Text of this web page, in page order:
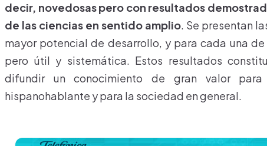
decir, novedosas pero con resultados
de las ciencias en sentido amplio. Se presentan
mayor potencial de desarrollo, y para cada una
pero útil y sistemática. Estos resultados
difundir un conocimiento de gran valor
hispanohablante y para la sociedad en general.